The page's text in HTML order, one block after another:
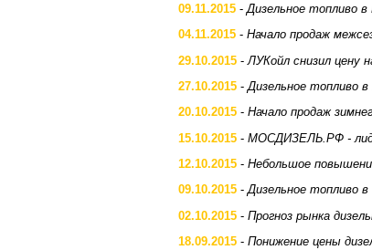
09.11.2015 - Дизельное топливо
04.11.2015 - Начало продаж
29.10.2015 - ЛУКойл снизил цену
27.10.2015 - Дизельное топливо в
20.10.2015 - Начало продаж
15.10.2015 - МОСДИЗЕЛЬ.РФ -
12.10.2015 - Небольшое
09.10.2015 -Дизельное топливо в
02.10.2015 - Прогноз рынка
18.09.2015 - Понижение цены